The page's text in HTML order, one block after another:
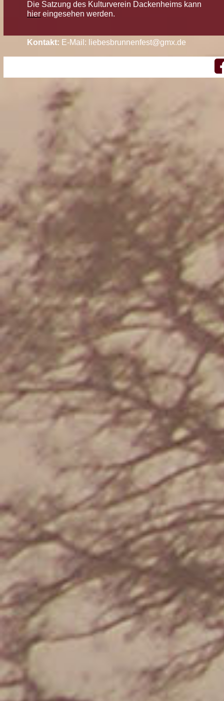
Die Satzung des Kulturverein Dackenheims kann
hier eingesehen werden.
Kontakt: E-Mail: liebesbrunnenfest@gmx.de